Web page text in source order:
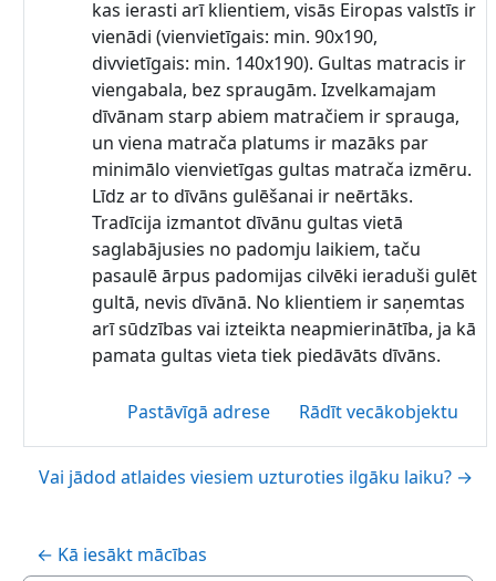
kas ierasti arī klientiem, visās Eiropas valstīs ir
vienādi (vienvietīgais: min. 90x190,
divvietīgais: min. 140x190). Gultas matracis ir
viengabala, bez spraugām. Izvelkamajam
dīvānam starp abiem matračiem ir sprauga,
un viena matrača platums ir mazāks par
minimālo vienvietīgas gultas matrača izmēru.
Līdz ar to dīvāns gulēšanai ir neērtāks.
Tradīcija izmantot dīvānu gultas vietā
saglabājusies no padomju laikiem, taču
pasaulē ārpus padomijas cilvēki ieraduši gulēt
gultā, nevis dīvānā. No klientiem ir saņemtas
arī sūdzības vai izteikta neapmierinātība, ja kā
pamata gultas vieta tiek piedāvāts dīvāns.
Pastāvīgā adrese Rādīt vecākobjektu
Vai jādod atlaides viesiem uzturoties ilgāku laiku? →
← Kā iesākt mācības